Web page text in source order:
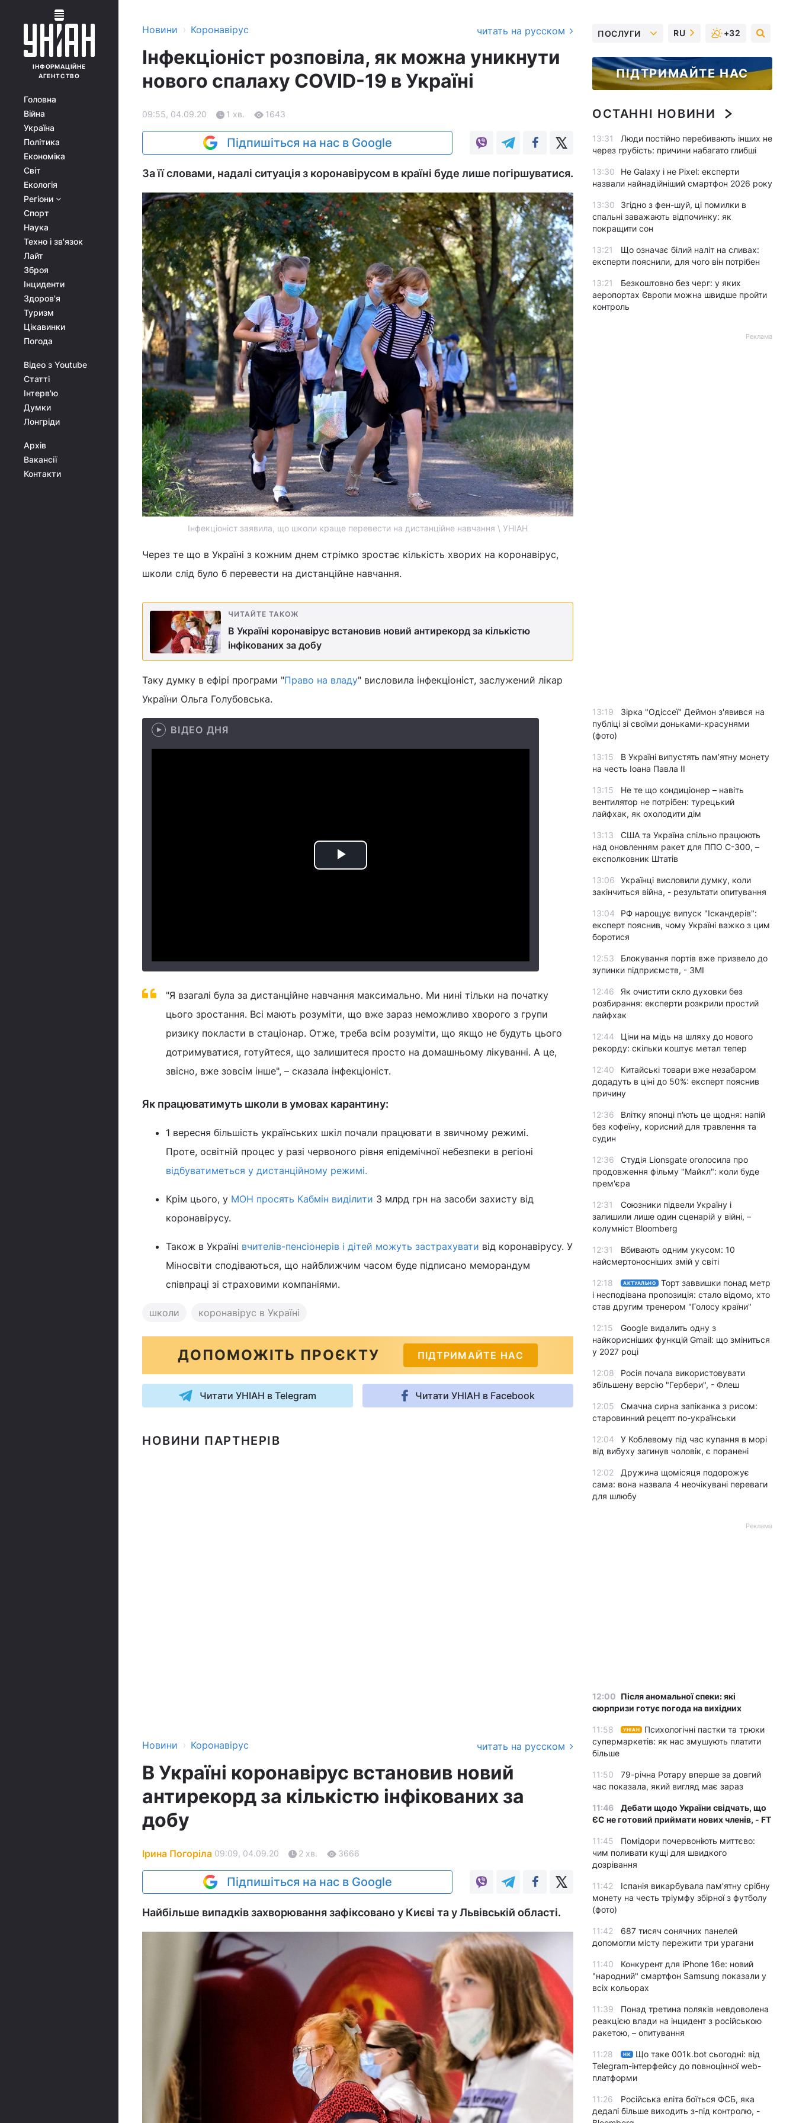
ІНФОРМАЦІЙНЕ
АГЕНТСТВО
Головна
Війна
Україна
Політика
Економіка
Світ
Екологія
Регіони
Спорт
Наука
Техно і зв'язок
Лайт
Зброя
Інциденти
Здоров'я
Туризм
Цікавинки
Погода
Відео з Youtube
Статті
Інтерв'ю
Думки
Лонгріди
Архів
Вакансії
Контакти
Новини › Коронавірус читать на русском
Інфекціоніст розповіла, як можна уникнути
нового спалаху COVID-19 в Україні
09:55, 04.09.20 1 хв. 1643
Підпишіться на нас в Google
За її словами, надалі ситуація з коронавірусом в країні буде лише погіршуватися.
Інфекціоніст заявила, що школи краще перевести на дистанційне навчання \ УНІАН
Через те що в Україні з кожним днем стрімко зростає кількість хворих на коронавірус,
школи слід було б перевести на дистанційне навчання.
ЧИТАЙТЕ ТАКОЖ
В Україні коронавірус встановив новий антирекорд за кількістю
інфікованих за добу
Таку думку в ефірі програми "Право на владу" висловила інфекціоніст, заслужений лікар
України Ольга Голубовська.
ВІДЕО ДНЯ
Play
"Я взагалі була за дистанційне навчання максимально. Ми нині тільки на початку
цього зростання. Всі мають розуміти, що вже зараз неможливо хворого з групи
ризику покласти в стаціонар. Отже, треба всім розуміти, що якщо не будуть цього
дотримуватися, готуйтеся, що залишитеся просто на домашньому лікуванні. А це,
звісно, вже зовсім інше", – сказала інфекціоніст.
Як працюватимуть школи в умовах карантину:
1 вересня більшість українських шкіл почали працювати в звичному режимі.
Проте, освітній процес у разі червоного рівня епідемічної небезпеки в регіоні
відбуватиметься у дистанційному режимі.
Крім цього, у МОН просять Кабмін виділити 3 млрд грн на засоби захисту від
коронавірусу.
Також в Україні вчителів-пенсіонерів і дітей можуть застрахувати від коронавірусу. У
Міносвіти сподіваються, що найближчим часом буде підписано меморандум
співпраці зі страховими компаніями.
школи коронавірус в Україні
ДОПОМОЖІТЬ ПРОЄКТУ ПІДТРИМАЙТЕ НАС
Читати УНІАН в Telegram Читати УНІАН в Facebook
НОВИНИ ПАРТНЕРІВ
Новини › Коронавірус читать на русском
В Україні коронавірус встановив новий
антирекорд за кількістю інфікованих за
добу
Ірина Погоріла 09:09, 04.09.20 2 хв. 3666
Підпишіться на нас в Google
Найбільше випадків захворювання зафіксовано у Києві та у Львівській області.
ПОСЛУГИ RU +32
ПІДТРИМАЙТЕ НАС
ОСТАННІ НОВИНИ
13:31
Люди постійно перебивають інших не
через грубість: причини набагато глибші
13:30
Не Galaxy і не Pixel: експерти
назвали найнадійніший смартфон 2026 року
13:30
Згідно з фен-шуй, ці помилки в
спальні заважають відпочинку: як
покращити сон
13:21
Що означає білий наліт на сливах:
експерти пояснили, для чого він потрібен
13:21
Безкоштовно без черг: у яких
аеропортах Європи можна швидше пройти
контроль
Реклама
13:19
Зірка "Одіссеї" Деймон з'явився на
публіці зі своїми доньками-красунями
(фото)
13:15
В Україні випустять пам’ятну монету
на честь Іоана Павла II
13:15
Не те що кондиціонер – навіть
вентилятор не потрібен: турецький
лайфхак, як охолодити дім
13:13
США та Україна спільно працюють
над оновленням ракет для ППО С-300, –
експолковник Штатів
13:06
Українці висловили думку, коли
закінчиться війна, - результати опитування
13:04
РФ нарощує випуск "Іскандерів":
експерт пояснив, чому Україні важко з цим
боротися
12:53
Блокування портів вже призвело до
зупинки підприємств, - ЗМІ
12:46
Як очистити скло духовки без
розбирання: експерти розкрили простий
лайфхак
12:44
Ціни на мідь на шляху до нового
рекорду: скільки коштує метал тепер
12:40
Китайські товари вже незабаром
додадуть в ціні до 50%: експерт пояснив
причину
12:36
Влітку японці п'ють це щодня: напій
без кофеїну, корисний для травлення та
судин
12:36
Студія Lionsgate оголосила про
продовження фільму "Майкл": коли буде
прем'єра
12:31
Союзники підвели Україну і
залишили лише один сценарій у війні, –
колумніст Bloomberg
12:31
Вбивають одним укусом: 10
найсмертоносніших змій у світі
12:18 АКТУАЛЬНО
Торт заввишки понад метр
і несподівана пропозиція: стало відомо, хто
став другим тренером "Голосу країни"
12:15
Google видалить одну з
найкорисніших функцій Gmail: що зміниться
у 2027 році
12:08
Росія почала використовувати
збільшену версію "Гербери", - Флеш
12:05
Смачна сирна запіканка з рисом:
старовинний рецепт по-українськи
12:04
У Коблевому під час купання в морі
від вибуху загинув чоловік, є поранені
12:02
Дружина щомісяця подорожує
сама: вона назвала 4 неочікувані переваги
для шлюбу
Реклама
12:00 Після аномальної спеки: які
сюрпризи готує погода на вихідних
11:58 УНІАН
Психологічні пастки та трюки
супермаркетів: як нас змушують платити
більше
11:50
79-річна Ротару вперше за довгий
час показала, який вигляд має зараз
11:46
Дебати щодо України свідчать, що
ЄС не готовий приймати нових членів, - FT
11:45
Помідори почервоніють миттєво:
чим поливати кущі для швидкого
дозрівання
11:42
Іспанія викарбувала пам'ятну срібну
монету на честь тріумфу збірної з футболу
(фото)
11:42
687 тисяч сонячних панелей
допомогли місту пережити три урагани
11:40
Конкурент для iPhone 16e: новий
"народний" смартфон Samsung показали у
всіх кольорах
11:39
Понад третина поляків невдоволена
реакцією влади на інцидент з російською
ракетою, – опитування
11:28 НК
Що таке 001k.bot сьогодні: від
Telegram-інтерфейсу до повноцінної web-
платформи
11:26
Російська еліта боїться ФСБ, яка
дедалі більше виходить з-під контролю, -